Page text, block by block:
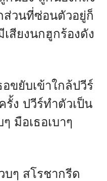
วนที่ซ่อนตัวอยู่ก็
เสียงนกฮูกร้องดัง
อขยับเข้าใกล้ปวีร์
รั้ง ปวีร์ทำตัวเป็น
มือเธอเบาๆ
บๆ สโรชากรีด